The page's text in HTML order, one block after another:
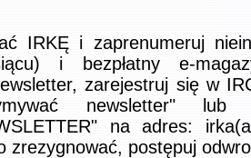
IRKĘ i zaprenumeruj
i bezpłatny e-
zarejestruj się w
newsletter"
na adres:
zrezygnować, postępuj